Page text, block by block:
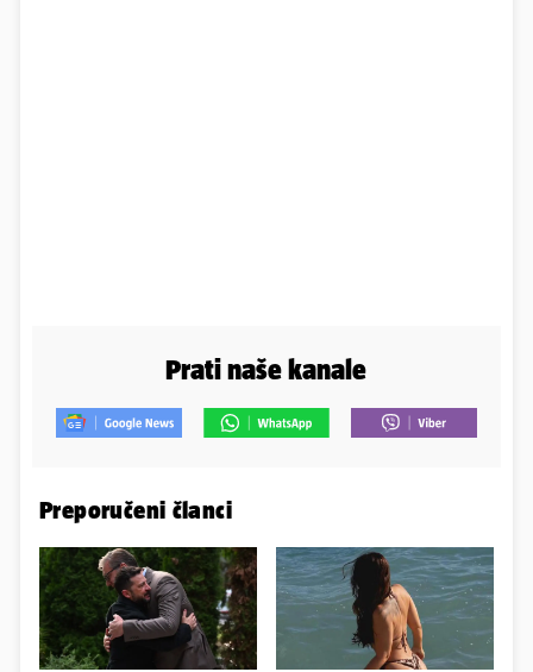
Prati naše kanale
Preporučeni članci